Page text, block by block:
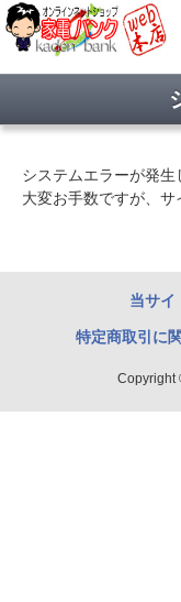
システムエラーが発生
大変お手数ですが、サ
当サイ
特定商取引に
Copyright